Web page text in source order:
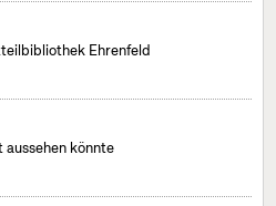
Ehrenfeld
könnte